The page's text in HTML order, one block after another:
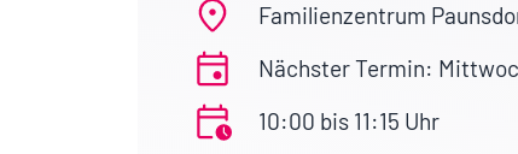
Familienzentrum
Nächster Termin:
10:00 bis 11:15 Uhr